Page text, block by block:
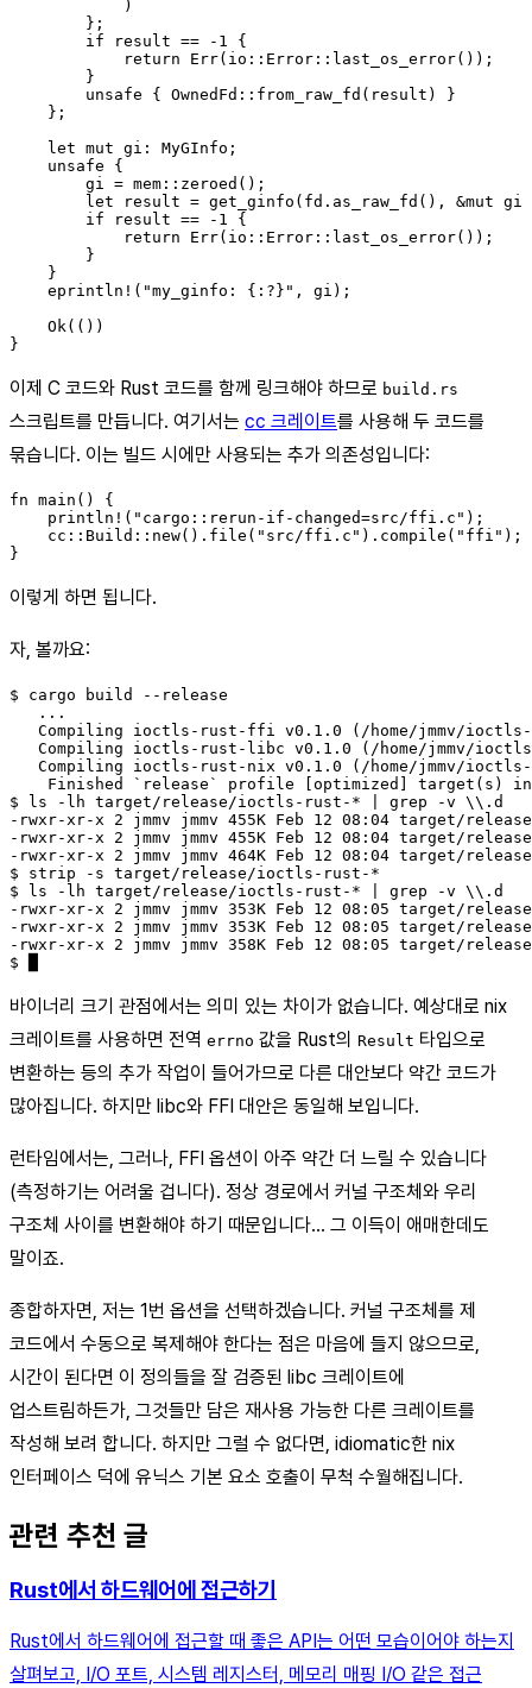
            )
        };
        if result == -1 {
            return Err(io::Error::last_os_error());
        }
        unsafe { OwnedFd::from_raw_fd(result) }
    };
    let mut gi: MyGInfo;
    unsafe {
        gi = mem::zeroed();
let result = get_ginfo(fd.as_raw_fd(), &mut gi
        if result == -1 {
            return Err(io::Error::last_os_error());
        }
    }
    eprintln!("my_ginfo: {:?}", gi);
    Ok(())
이제 C 코드와 Rust 코드를 함께 링크해야 하므로 build.rs
스크립트를 만듭니다. 여기서는 cc 크레이트를 사용해 두 코드를
묶습니다. 이는 빌드 시에만 사용되는 추가 의존성입니다:
fn main() {
    println!("cargo::rerun-if-changed=src/ffi.c");
    cc::Build::new().file("src/ffi.c").compile("ffi");
이렇게 하면 됩니다.
자, 볼까요:
$ cargo build --release
   ...
Compiling ioctls-rust-ffi v0.1.0 (/home/jmmv/
Compiling ioctls-rust-libc v0.1.0 (/home/jmmv/
Compiling ioctls-rust-nix v0.1.0 (/home/jmmv/
Finished `release` profile [optimized] target(s)
$ ls -lh target/release/ioctls-rust-* | grep -v \\.d
-rwxr-xr-x 2 jmmv jmmv 455K Feb 12 08:04 target/
-rwxr-xr-x 2 jmmv jmmv 455K Feb 12 08:04 target/
-rwxr-xr-x 2 jmmv jmmv 464K Feb 12 08:04 target/
$ strip -s target/release/ioctls-rust-*
$ ls -lh target/release/ioctls-rust-* | grep -v \\.d
-rwxr-xr-x 2 jmmv jmmv 353K Feb 12 08:05 target/
-rwxr-xr-x 2 jmmv jmmv 353K Feb 12 08:05 target/
-rwxr-xr-x 2 jmmv jmmv 358K Feb 12 08:05 target/
바이너리 크기 관점에서는 의미 있는 차이가 없습니다. 예상대로 nix
크레이트를 사용하면 전역 errno 값을 Rust의 Result 타입으로
변환하는 등의 추가 작업이 들어가므로 다른 대안보다 약간 코드가
많아집니다. 하지만 libc와 FFI 대안은 동일해 보입니다.
런타임에서는, 그러나, FFI 옵션이 아주 약간 더 느릴 수 있습니다
(측정하기는 어려울 겁니다). 정상 경로에서 커널 구조체와 우리
구조체 사이를 변환해야 하기 때문입니다… 그 이득이 애매한데도
말이죠.
종합하자면, 저는 1번 옵션을 선택하겠습니다. 커널 구조체를 제
코드에서 수동으로 복제해야 한다는 점은 마음에 들지 않으므로,
시간이 된다면 이 정의들을 잘 검증된 libc 크레이트에
업스트림하든가, 그것들만 담은 재사용 가능한 다른 크레이트를
작성해 보려 합니다. 하지만 그럴 수 없다면, idiomatic한 nix
인터페이스 덕에 유닉스 기본 요소 호출이 무척 수월해집니다.
관련 추천 글
Rust에서 하드웨어에 접근하기
Rust에서 하드웨어에 접근할 때 좋은 API는 어떤 모습이어야 하는지
살펴보고, I/O 포트, 시스템 레지스터, 메모리 매핑 I/O 같은 접근